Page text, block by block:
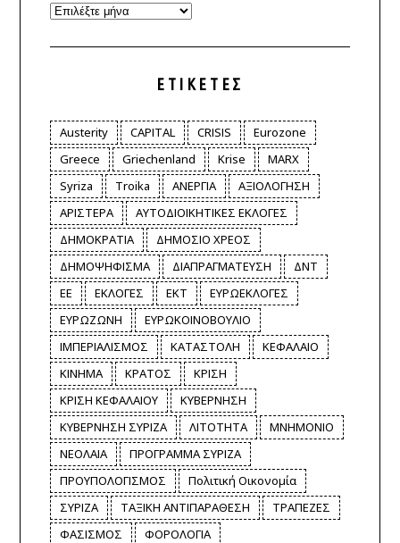
Archives
ΕΤΙΚΈΤΕΣ
Austerity CAPITAL CRISIS
Eurozone
Greece
Griechenland Krise
MARX
Syriza
Troika ΑΝΕΡΓΙΑ
ΑΞΙΟΛΟΓΗΣΗ
ΑΡΙΣΤΕΡΑ
ΑΥΤΟΔΙΟΙΚΗΤΙΚΕΣ ΕΚΛΟΓΕΣ
ΔΗΜΟΚΡΑΤΙΑ
ΔΗΜΟΣΙΟ ΧΡΕΟΣ
ΔΗΜΟΨΗΦΙΣΜΑ
ΔΙΑΠΡΑΓΜΑΤΕΥΣΗ
ΔΝΤ
ΕΕ
ΕΚΛΟΓΕΣ ΕΚΤ
ΕΥΡΩΕΚΛΟΓΕΣ
ΕΥΡΩΖΩΝΗ
ΕΥΡΩΚΟΙΝΟΒΟΥΛΙΟ
ΙΜΠΕΡΙΑΛΙΣΜΟΣ
ΚΑΤΑΣΤΟΛΗ
ΚΕΦΑΛΑΙΟ
ΚΙΝΗΜΑ
ΚΡΑΤΟΣ
ΚΡΙΣΗ
ΚΡΙΣΗ ΚΕΦΑΛΑΙΟΥ
ΚΥΒΕΡΝΗΣΗ
ΚΥΒΕΡΝΗΣΗ ΣΥΡΙΖΑ
ΛΙΤΟΤΗΤΑ
ΜΝΗΜΟΝΙΟ
ΝΕΟΛΑΙΑ
ΠΡΟΓΡΑΜΜΑ ΣΥΡΙΖΑ
ΠΡΟΥΠΟΛΟΓΙΣΜΟΣ
Πολιτική Οικονομία
ΣΥΡΙΖΑ
ΤΑΞΙΚΗ ΑΝΤΙΠΑΡΑΘΕΣΗ
ΤΡΑΠΕΖΕΣ
ΦΑΣΙΣΜΟΣ
ΦΟΡΟΛΟΓΙΑ